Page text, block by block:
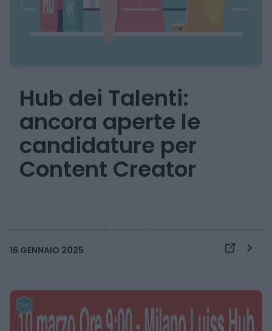
Hub dei Talenti:
ancora aperte le
candidature per
Content Creator
16 GENNAIO 2025